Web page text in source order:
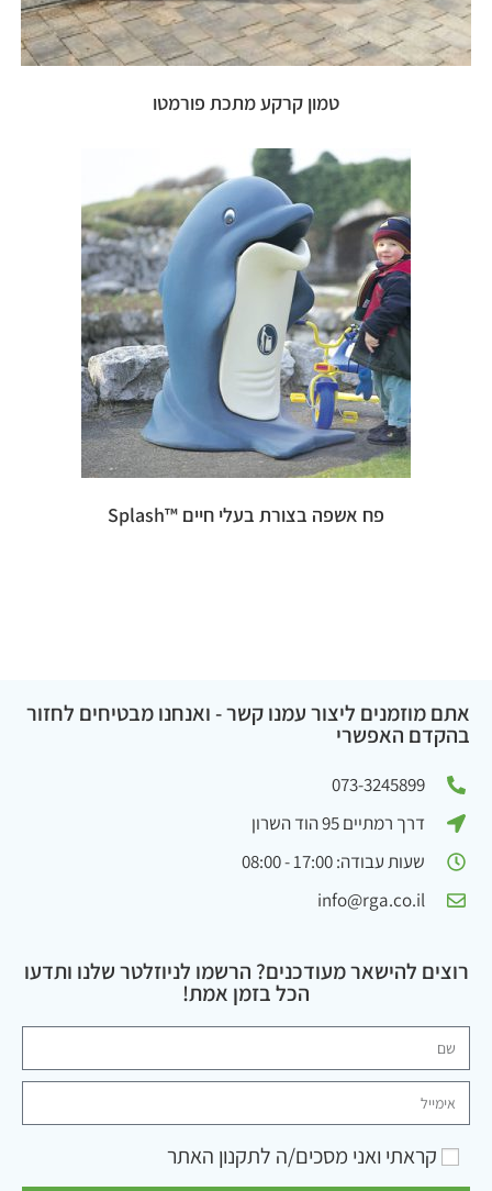
טמון קרקע מתכת פורמטו
פח אשפה בצורת בעלי חיים ™Splash
אתם מוזמנים ליצור עמנו קשר - ואנחנו מבטיחים לחזור
בהקדם האפשרי
073-3245899
דרך רמתיים 95 הוד השרון
שעות עבודה: 17:00 - 08:00
info@rga.co.il
רוצים להישאר מעודכנים? הרשמו לניוזלטר שלנו ותדעו
הכל בזמן אמת!
קראתי ואני מסכים/ה לתקנון האתר